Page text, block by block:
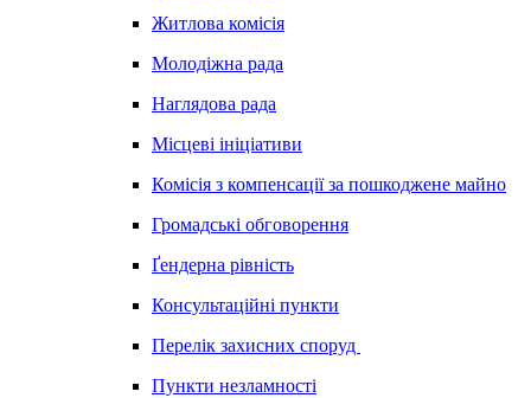
Житлова комісія
Молодіжна рада
Наглядова рада
Місцеві ініціативи
Комісія з компенсації за пошкоджене майно
Громадські обговорення
Ґендерна рівність
Консультаційні пункти
Перелік захисних споруд
Пункти незламності